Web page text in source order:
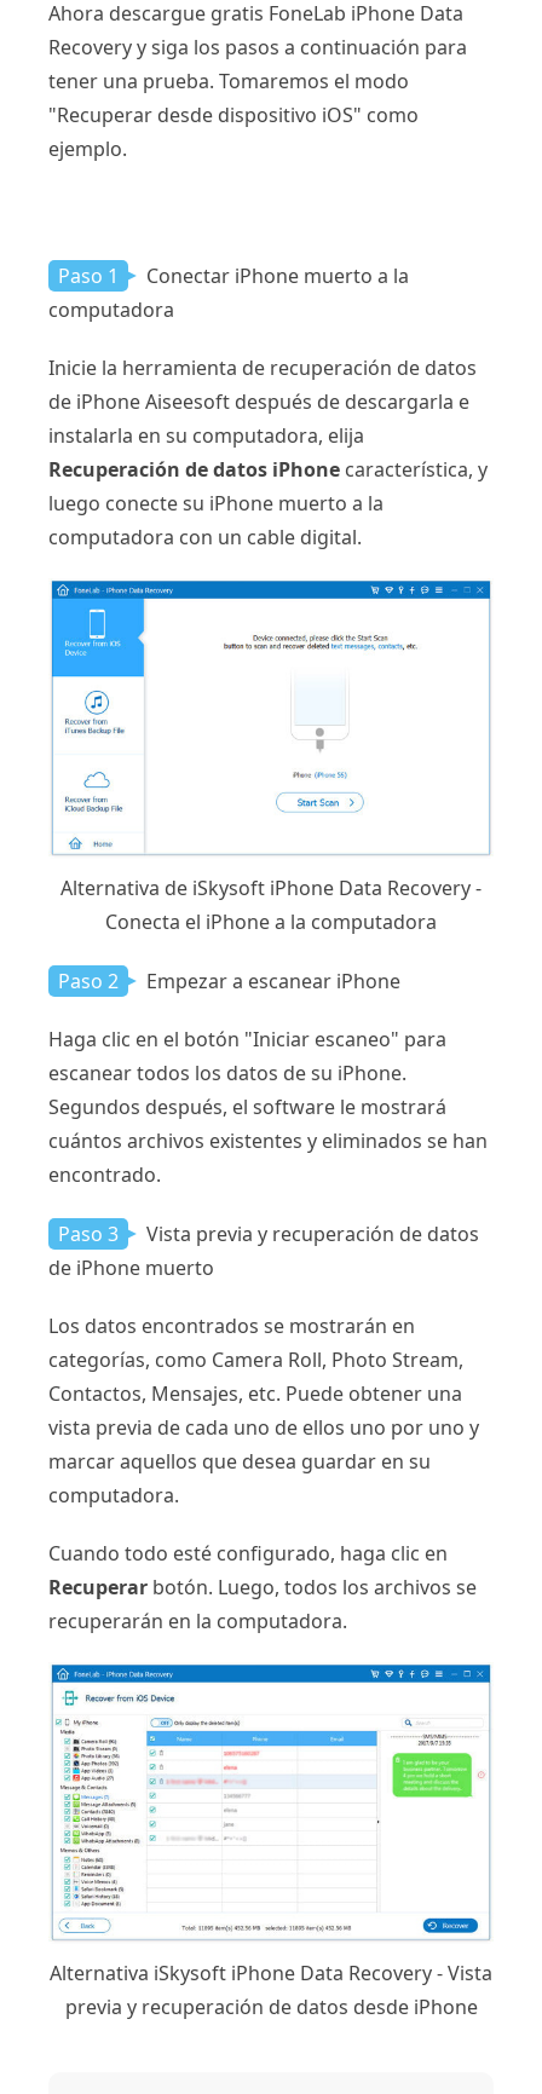
Ahora descargue gratis FoneLab iPhone Data
Recovery y siga los pasos a continuación para
tener una prueba. Tomaremos el modo
"Recuperar desde dispositivo iOS" como
ejemplo.
Paso 1
Conectar iPhone muerto a la
computadora
Inicie la herramienta de recuperación de datos
de iPhone Aiseesoft después de descargarla e
instalarla en su computadora, elija
Recuperación de datos iPhone característica, y
luego conecte su iPhone muerto a la
computadora con un cable digital.
Alternativa de iSkysoft iPhone Data Recovery -
Conecta el iPhone a la computadora
Paso 2 Empezar a escanear iPhone
Haga clic en el botón "Iniciar escaneo" para
escanear todos los datos de su iPhone.
Segundos después, el software le mostrará
cuántos archivos existentes y eliminados se han
encontrado.
Paso 3
Vista previa y recuperación de datos
de iPhone muerto
Los datos encontrados se mostrarán en
categorías, como Camera Roll, Photo Stream,
Contactos, Mensajes, etc. Puede obtener una
vista previa de cada uno de ellos uno por uno y
marcar aquellos que desea guardar en su
computadora.
Cuando todo esté configurado, haga clic en
Recuperar botón. Luego, todos los archivos se
recuperarán en la computadora.
Alternativa iSkysoft iPhone Data Recovery - Vista
previa y recuperación de datos desde iPhone